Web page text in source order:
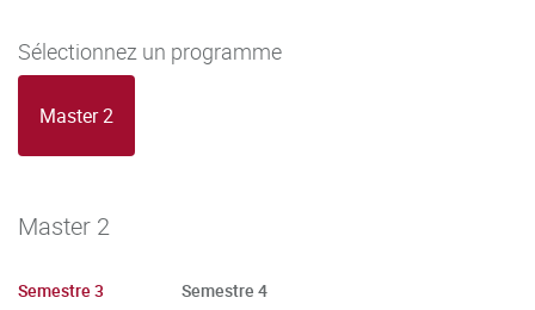
Si les éléments (matières) constitutifs des UE non validées
capitalisables lorsque les notes obtenues à ces éléments
sont supérieures ou égales à 10 sur 20.
les formations sélectives et relève de l’appréciation
Sélectionnez un programme
Master 2
Master 2
Semestre 3 Semestre 4